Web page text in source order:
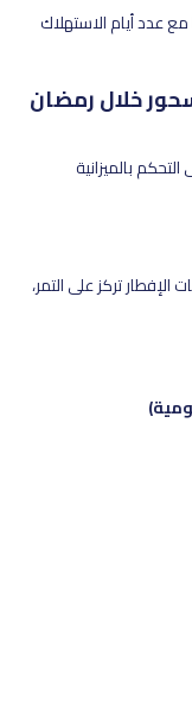
عدد أيام الاستهلاك
خلال رمضان
بالميزانية
تركز على التمر،